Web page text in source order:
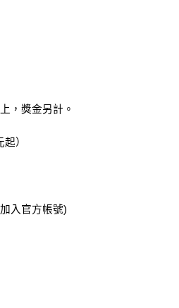
，獎金另計。
）
入官方帳號)